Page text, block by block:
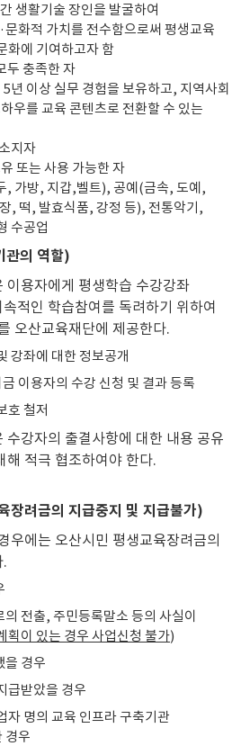
생활기술 장인을 발굴하여
문화적 가치를 전수함으로써 평생교육
화에 기여하고자 함
두 충족한 자
년 이상 실무 경험을 보유하고, 지역사회
우를 교육 콘텐츠로 전환할 수 있는
지자
또는 사용 가능한 자
가방, 지갑,벨트), 공예(금속, 도예,
, 떡, 발효식품, 강정 등), 전통악기,
수공업
관의 역할)
이용자에게 평생학습 수강강좌
적인 학습참여를 독려하기 위하여
오산교육재단에 제공한다.
강좌에 대한 정보공개
이용자의 수강 신청 및 결과 등록
호 철저
수강자의 출결사항에 대한 내용 공유
해 적극 협조하여야 한다.
장려금의 지급중지 및 지급불가)
우에는 오산시민 평생교육장려금의
전출, 주민등록말소 등의 사실이
획이 있는 경우 사업신청 불가)
을 경우
급받았을 경우
자 명의 교육 인프라 구축기관
경우